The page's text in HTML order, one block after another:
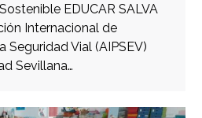
EDUCAR SALVA
Internacional de
Seguridad Vial (AIPSEV)
Sevillana…